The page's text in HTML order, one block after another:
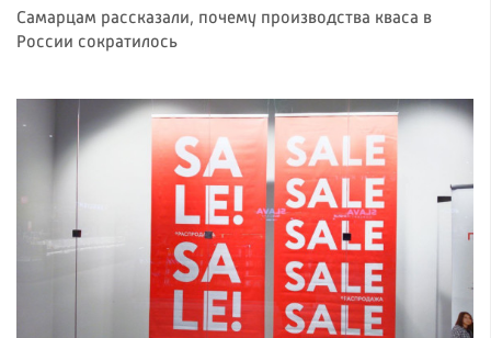
Самарцам рассказали, почему производства кваса в
России сократилось